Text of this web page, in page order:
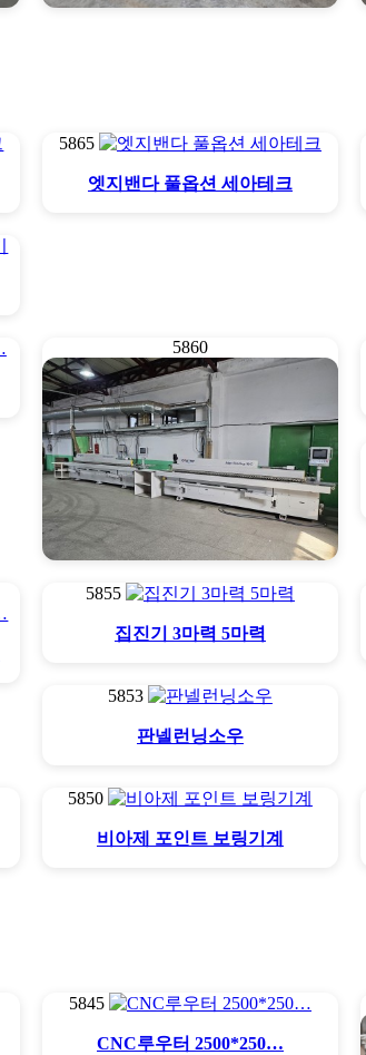
5865
엣지밴다 풀옵션 세아테크
5860
5855
집진기 3마력 5마력
5853
판넬런닝소우
5850
비아제 포인트 보링기계
5845
CNC루우터 2500*250…